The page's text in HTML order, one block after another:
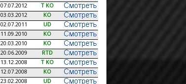
07.07.2012
T KO
03.03.2012
KO
02.07.2011
UD
11.09.2010
KO
20.03.2010
KO
20.06.2009
RTD
13.12.2008
T KO
12.07.2008
KO
23.02.2008
UD